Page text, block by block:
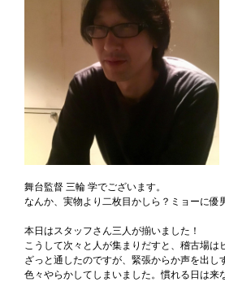
舞台監督 三輪 学でございます。
なんか、実物より二枚目かしら？ミョーに優
本日はスタッフさん三人が揃いました！
こうして次々と人が集まりだすと、稽古場は
ざっと通したのですが、緊張からか声を出し
色々やらかしてしまいました。慣れる日は来